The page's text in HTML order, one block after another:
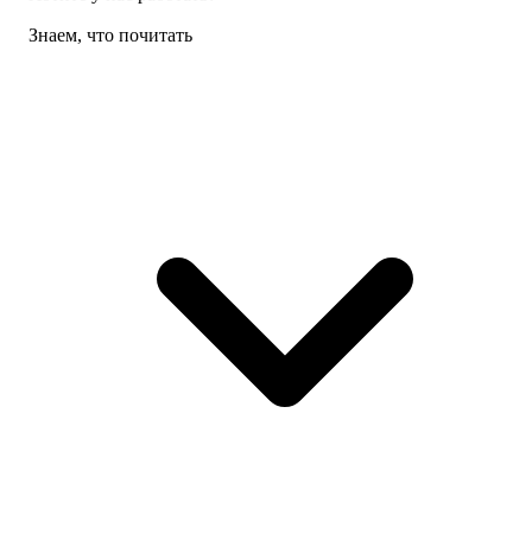
Знаем, что почитать